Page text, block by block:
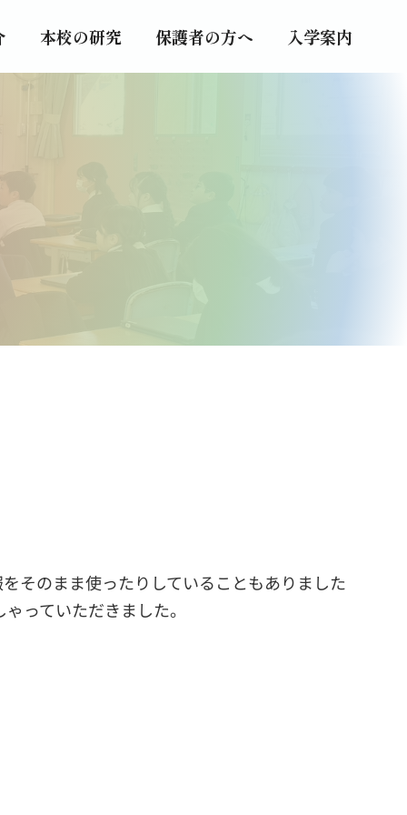
本校の研究 保護者の方へ 入学案内
本校の研究 保護者の方へ 入学案内
そのまま使ったりしていることもありました
っていただきました。